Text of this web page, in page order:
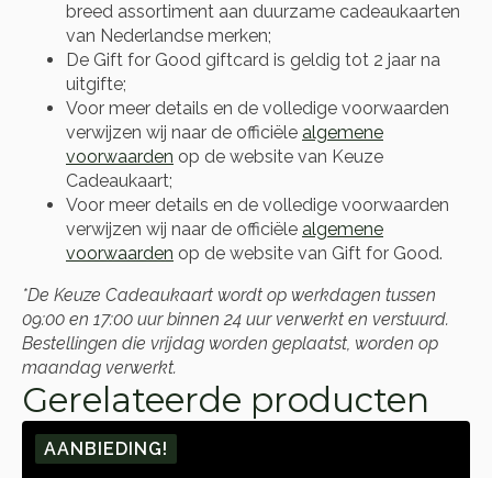
breed assortiment aan duurzame cadeaukaarten
van Nederlandse merken;
De Gift for Good giftcard is geldig tot 2 jaar na
uitgifte;
Voor meer details en de volledige voorwaarden
verwijzen wij naar de officiële algemene
voorwaarden op de website van Keuze
Cadeaukaart;
Voor meer details en de volledige voorwaarden
verwijzen wij naar de officiële algemene
voorwaarden op de website van Gift for Good.
*De Keuze Cadeaukaart wordt op werkdagen tussen
09:00 en 17:00 uur binnen 24 uur verwerkt en verstuurd.
Bestellingen die vrijdag worden geplaatst, worden op
maandag verwerkt.
Gerelateerde producten
AANBIEDING!